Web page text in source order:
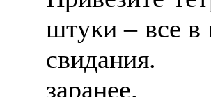
штуки – все в
заранее.